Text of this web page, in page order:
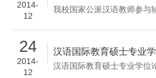
2014-
12
24
2014-
12
汉语国际教育硕士专业学位